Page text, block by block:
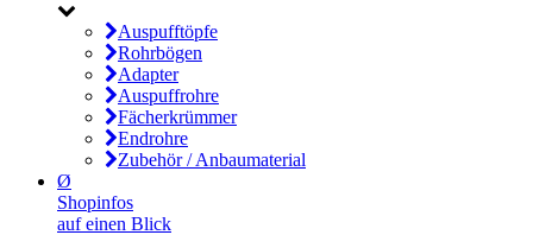
Auspufftöpfe
Rohrbögen
Adapter
Auspuffrohre
Fächerkrümmer
Endrohre
Zubehör / Anbaumaterial
Ø
Shopinfos
auf einen Blick